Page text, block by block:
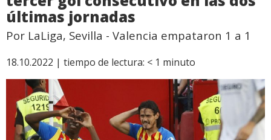
últimas jornadas
Por LaLiga, Sevilla - Valencia empataron 1 a 1
18.10.2022 | tiempo de lectura: < 1 minuto